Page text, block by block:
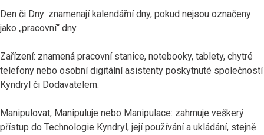
Den či Dny: znamenají kalendářní dny, pokud nejsou označeny
jako „pracovní“ dny.
Zařízení: znamená pracovní stanice, notebooky, tablety, chytré
telefony nebo osobní digitální asistenty poskytnuté společností
Kyndryl či Dodavatelem.
Manipulovat, Manipuluje nebo Manipulace: zahrnuje veškerý
přístup do Technologie Kyndryl, její používání a ukládání, stejně